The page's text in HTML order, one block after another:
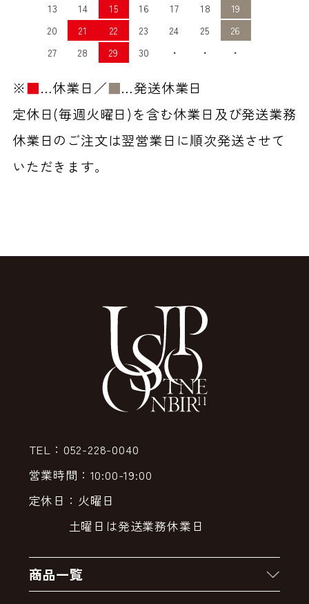
13
14 15 16 17 18
19
20
21 22 23 24 25
26
27
28 29 30 ・ ・ ・
※■…休業日／■…発送休業日
定休日(毎週火曜日)を含む休業日及び発送業務
休業日のご注文は翌営業日に順次発送させて
いただきます。
TEL：052-228-0040
営業時間：10:00-19:00
定休日：火曜日
土曜日は発送業務休業日
商品一覧